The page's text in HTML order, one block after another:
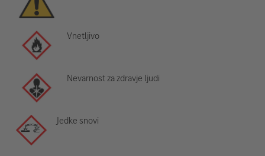
Vnetljivo
Nevarnost za zdravje ljudi
Jedke snovi